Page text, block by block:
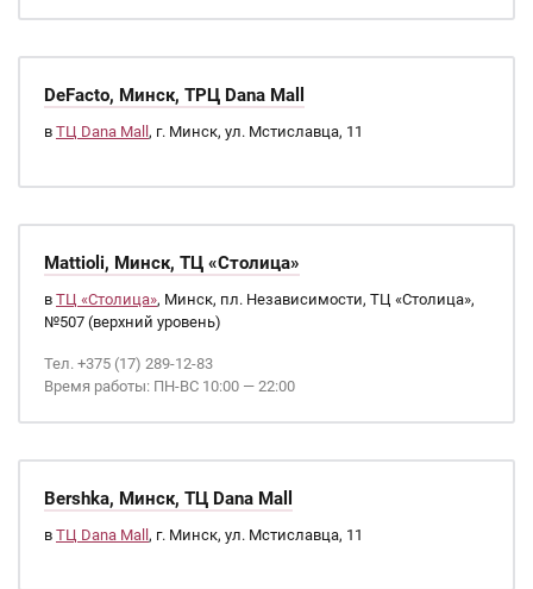
DeFacto, Минск, ТРЦ Dana Mall
в ТЦ Dana Mall , г. Минск, ул. Мстиславца, 11
Mattioli, Минск, ТЦ «Столица»
в ТЦ «Столица», Минск, пл. Независимости, ТЦ «Столица»,
№507 (верхний уровень)
Тел. +375 (17) 289-12-83
Время работы: ПН-ВС 10:00 — 22:00
Bershka, Минск, ТЦ Dana Mall
в ТЦ Dana Mall , г. Минск, ул. Мстиславца, 11